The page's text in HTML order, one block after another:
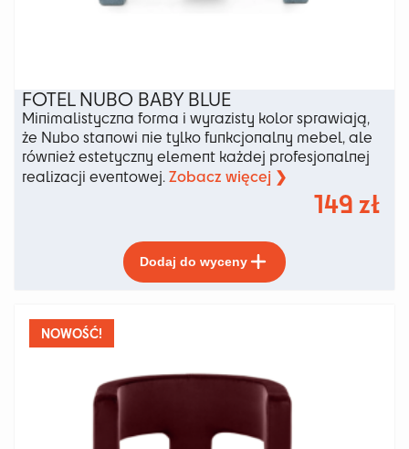
FOTEL NUBO BABY BLUE
Minimalistyczna forma i wyrazisty kolor sprawiają,
że Nubo stanowi nie tylko funkcjonalny mebel, ale
również estetyczny element każdej profesjonalnej
realizacji eventowej. Zobacz więcej ❯
149 zł
Dodaj do wyceny
produkt
ma
wybrać
produktu
NOWOŚĆ!